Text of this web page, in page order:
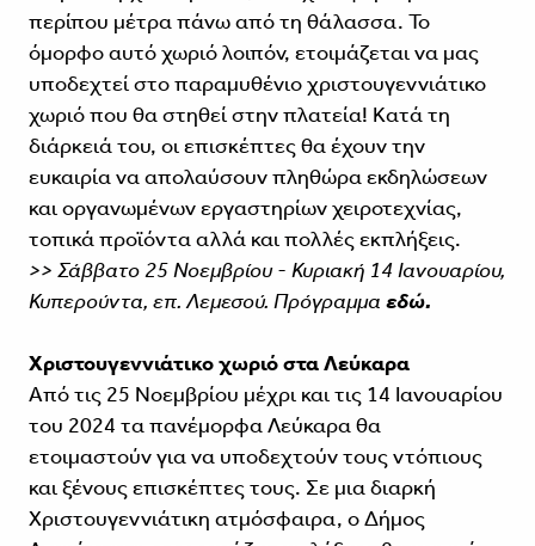
περίπου μέτρα πάνω από τη θάλασσα. Το
όμορφο αυτό χωριό λοιπόν, ετοιμάζεται να μας
υποδεχτεί στο παραμυθένιο χριστουγεννιάτικο
χωριό που θα στηθεί στην πλατεία! Κατά τη
διάρκειά του, οι επισκέπτες θα έχουν την
ευκαιρία να απολαύσουν πληθώρα εκδηλώσεων
και οργανωμένων εργαστηρίων χειροτεχνίας,
τοπικά προϊόντα αλλά και πολλές εκπλήξεις.
>> Σάββατο 25 Νοεμβρίου - Κυριακή 14 Ιανουαρίου,
Κυπερούντα, επ. Λεμεσού. Πρόγραμμα εδώ.
Χριστουγεννιάτικο χωριό στα Λεύκαρα
Από τις 25 Νοεμβρίου μέχρι και τις 14 Ιανουαρίου
του 2024 τα πανέμορφα Λεύκαρα θα
ετοιμαστούν για να υποδεχτούν τους ντόπιους
και ξένους επισκέπτες τους. Σε μια διαρκή
Χριστουγεννιάτικη ατμόσφαιρα, ο Δήμος